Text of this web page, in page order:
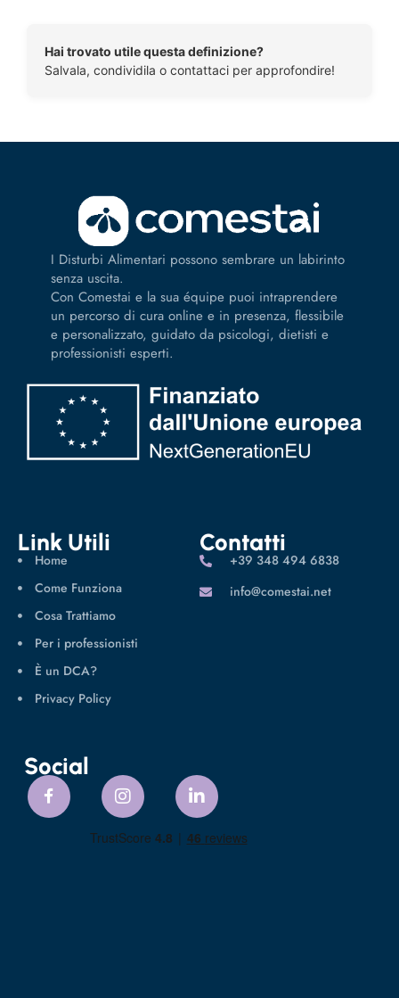
Hai trovato utile questa definizione?
Salvala, condividila o contattaci per approfondire!
I Disturbi Alimentari possono sembrare un labirinto
senza uscita.
Con Comestai e la sua équipe puoi intraprendere
un percorso di cura online e in presenza, flessibile
e personalizzato, guidato da psicologi, dietisti e
professionisti esperti.
Link Utili
Home
Come Funziona
Cosa Trattiamo
Per i professionisti
È un DCA?
Privacy Policy
Contatti
‪+39 348 494 6838
info@comestai.net
Social